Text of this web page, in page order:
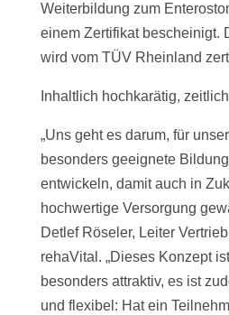
Weiterbildung zum
einem Zertifikat bescheinigt.
wird vom TÜV Rheinland
Inhaltlich hochkarätig,
„Uns geht es darum, für
besonders geeignete
entwickeln, damit auch in
hochwertige Versorgung
Detlef Röseler, Leiter
rehaVital. „Dieses Konzept
besonders attraktiv, es ist
und flexibel: Hat ein